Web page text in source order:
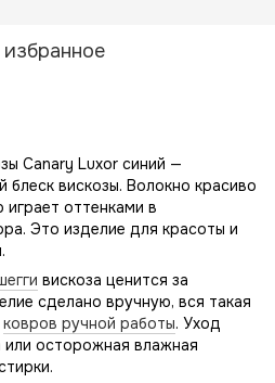
избранное
Canary Luxor синий —
блеск вискозы. Волокно красиво
играет оттенками в
Это изделие для красоты и
вискоза ценится за
сделано вручную, вся такая
ковров ручной работы. Уход
или осторожная влажная